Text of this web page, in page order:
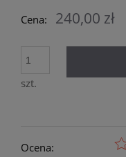
Cena:
240,00 zł
szt.
Ocena: